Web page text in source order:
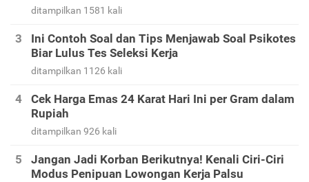
ditampilkan 1581 kali
Ini Contoh Soal dan Tips Menjawab Soal Psikotes
Biar Lulus Tes Seleksi Kerja
ditampilkan 1126 kali
Cek Harga Emas 24 Karat Hari Ini per Gram dalam
Rupiah
ditampilkan 926 kali
Jangan Jadi Korban Berikutnya! Kenali Ciri-Ciri
Modus Penipuan Lowongan Kerja Palsu